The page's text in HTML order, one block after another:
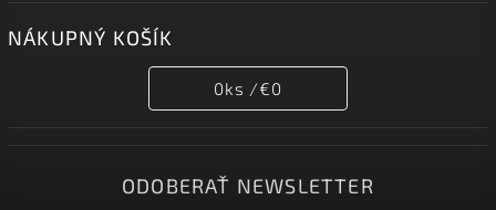
NÁKUPNÝ KOŠÍK
0ks /€0
ODOBERAŤ NEWSLETTER